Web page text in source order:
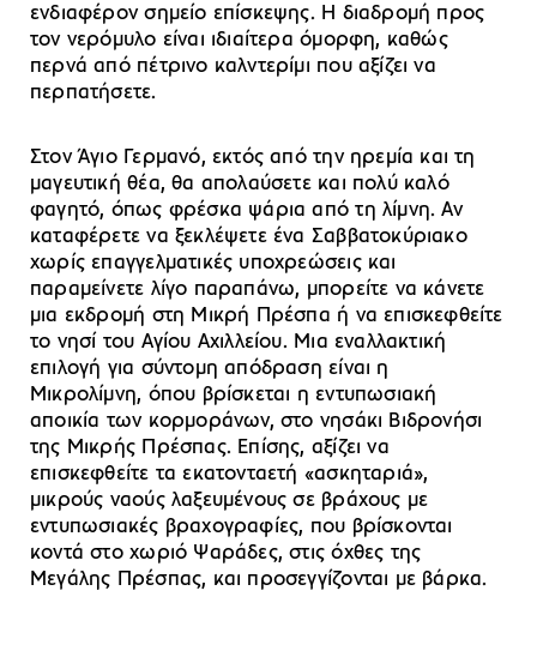
ενδιαφέρον σημείο επίσκεψης. Η διαδρομή προς
τον νερόμυλο είναι ιδιαίτερα όμορφη, καθώς
περνά από πέτρινο καλντερίμι που αξίζει να
περπατήσετε.
Στον Άγιο Γερμανό, εκτός από την ηρεμία και τη
μαγευτική θέα, θα απολαύσετε και πολύ καλό
φαγητό, όπως φρέσκα ψάρια από τη λίμνη. Αν
καταφέρετε να ξεκλέψετε ένα Σαββατοκύριακο
χωρίς επαγγελματικές υποχρεώσεις και
παραμείνετε λίγο παραπάνω, μπορείτε να κάνετε
μια εκδρομή στη Μικρή Πρέσπα ή να επισκεφθείτε
το νησί του Αγίου Αχιλλείου. Μια εναλλακτική
επιλογή για σύντομη απόδραση είναι η
Μικρολίμνη, όπου βρίσκεται η εντυπωσιακή
αποικία των κορμοράνων, στο νησάκι Βιδρονήσι
της Μικρής Πρέσπας. Επίσης, αξίζει να
επισκεφθείτε τα εκατονταετή «ασκηταριά»,
μικρούς ναούς λαξευμένους σε βράχους με
εντυπωσιακές βραχογραφίες, που βρίσκονται
κοντά στο χωριό Ψαράδες, στις όχθες της
Μεγάλης Πρέσπας, και προσεγγίζονται με βάρκα.